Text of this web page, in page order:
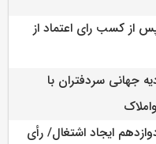
از کسب رای اعتماد از
جهانی سردفتران با
ایجاد اشتغال/ رأی